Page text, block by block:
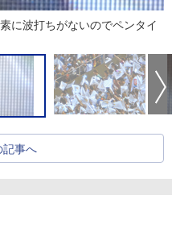
に波打ちがないのでペンタイ
記事へ